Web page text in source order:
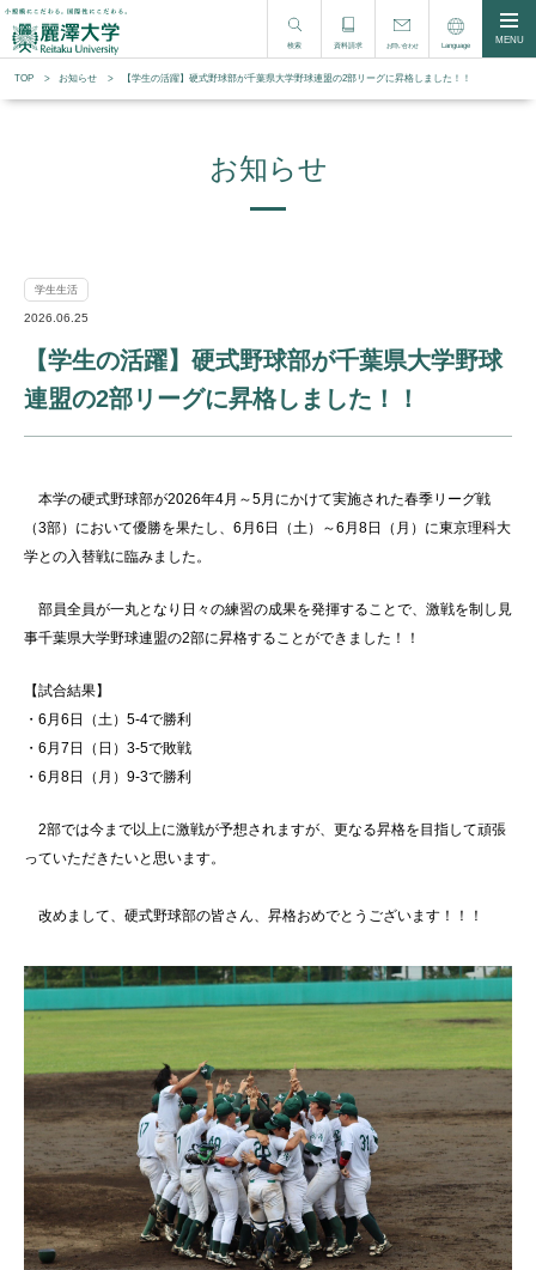
検索 資料請求 お問い合わせ Language MENU
TOP お知らせ 【学生の活躍】硬式野球部が千葉県大学野球連盟の2部リーグに昇格しました！！
お知らせ
学生生活
2026.06.25
【学生の活躍】硬式野球部が千葉県大学野球
連盟の2部リーグに昇格しました！！
本学の硬式野球部が2026年4月～5月にかけて実施された春季リーグ戦
（3部）において優勝を果たし、6月6日（土）～6月8日（月）に東京理科大
学との入替戦に臨みました。
部員全員が一丸となり日々の練習の成果を発揮することで、激戦を制し見
事千葉県大学野球連盟の2部に昇格することができました！！
【試合結果】
・6月6日（土）5-4で勝利
・6月7日（日）3-5で敗戦
・6月8日（月）9-3で勝利
2部では今まで以上に激戦が予想されますが、更なる昇格を目指して頑張
っていただきたいと思います。
改めまして、硬式野球部の皆さん、昇格おめでとうございます！！！